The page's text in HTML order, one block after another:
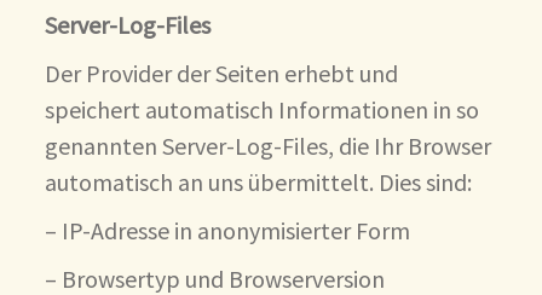
Server-Log-Files
Der Provider der Seiten erhebt und
speichert automatisch Informationen in so
genannten Server-Log-Files, die Ihr Browser
automatisch an uns übermittelt. Dies sind:
– IP-Adresse in anonymisierter Form
– Browsertyp und Browserversion